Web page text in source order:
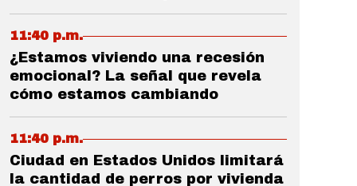
11:40 p.m.
¿Estamos viviendo una recesión
emocional? La señal que revela
cómo estamos cambiando
11:40 p.m.
Ciudad en Estados Unidos limitará
la cantidad de perros por vivienda